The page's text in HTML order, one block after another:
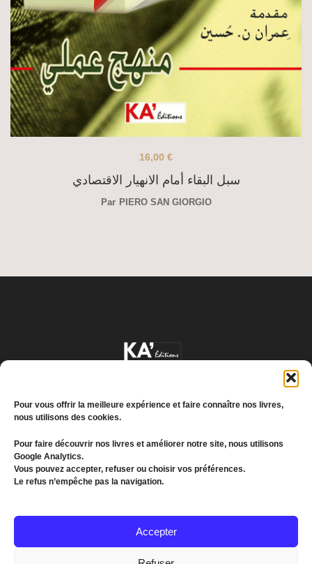
Pour vous offrir la meilleure expérience et faire connaître nos livres,
nous utilisons des cookies.
Pour faire découvrir nos livres et améliorer notre site, nous utilisons
Google Analytics.
Vous pouvez accepter, refuser ou choisir vos préférences.
Le refus n’empêche pas la navigation.
Accepter
سبل البقاء أمام الانهيار الاقتصادي
16,00 €
Par PIERO SAN GIORGIO
Conditions générales de vente
Politique de confidentialité
© 2022 MEDDKOL. All Rights Reserved